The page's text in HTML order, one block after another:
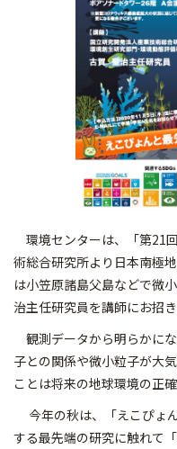
環境センターは、「第21
術総合研究所より日本南極
は小笠原諸島父島などで微
治主任研究員を講師にお招
観測データから明らかに
子との関係や微小粒子が大
ことは将来の地球環境の正
今年の秋は、「えこぴょ
する最先端の研究に触れて